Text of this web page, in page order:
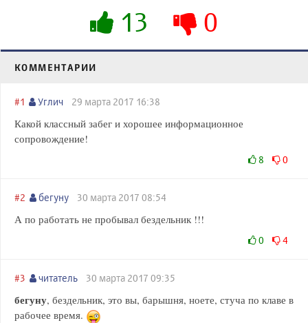
13 0
КОММЕНТАРИИ
#1 Углич 29 марта 2017 16:38
Какой классный забег и хорошее информационное
сопровождение!
8 0
#2 бегуну 30 марта 2017 08:54
А по работать не пробывал бездельник !!!
0 4
#3 читатель 30 марта 2017 09:35
бегуну, бездельник, это вы, барышня, ноете, стуча по клаве в
рабочее время.